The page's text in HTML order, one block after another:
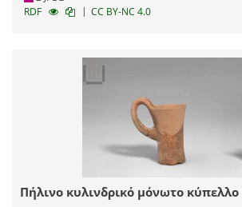
RDF
| CC BY-NC 4.0
Πήλινο κυλινδρικό μόνωτο κύπελλο